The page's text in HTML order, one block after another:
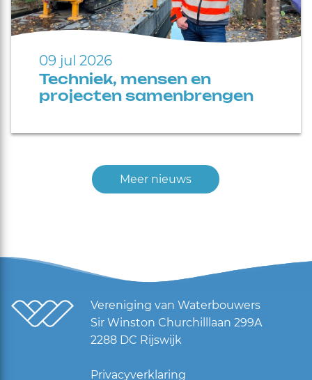
09 jul 2026
Techniek, mensen en
projecten samenbrengen
Meer nieuws
Vereniging van Waterbouwers
Sir Winston Churchilllaan 299A
2288 DC Rijswijk
Privacyverklaring